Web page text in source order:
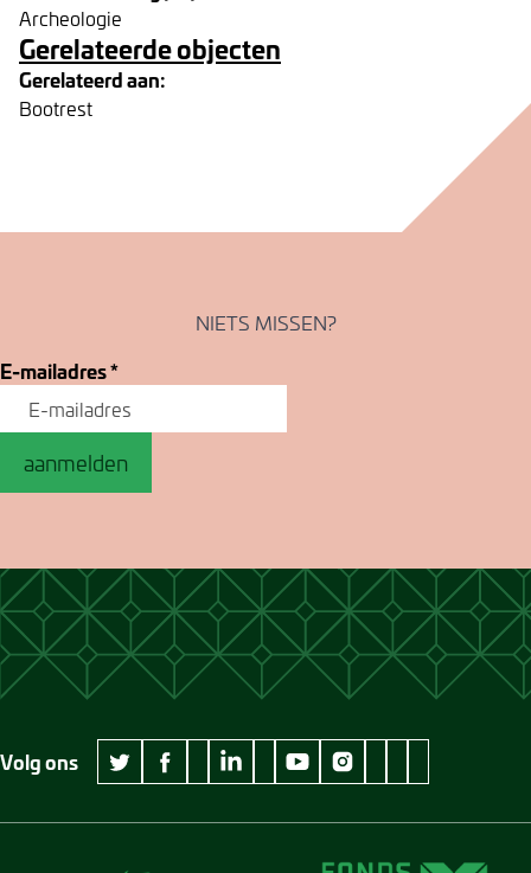
Archeologie
Gerelateerde objecten
Gerelateerd aan:
Bootrest
NIETS MISSEN?
E-mailadres*
aanmelden
Volg ons
twitter Museum Jan Cunen
facebook Museum Jan Cunen
wikipedia Museum Jan Cunen
linkedin Museum Jan Cunen
googleplus Museum Jan Cunen
youtube Museum Jan Cunen
instagram Museum